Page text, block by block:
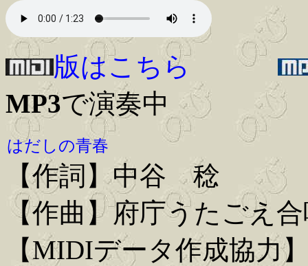
版はこちら
MP3で演奏中
はだしの青春
【作詞】中谷 稔
【作曲】府庁うたごえ
【MIDIデータ作成協力